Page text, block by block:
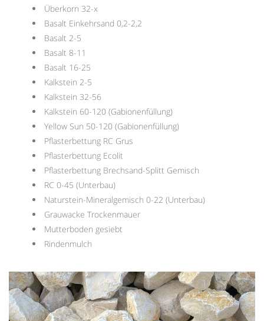
Überkorn 32-x
Basalt Einkehrsand 0,2-2,2
Basalt 2-5
Basalt 8-11
Basalt 16-25
Kalkstein 2-5
Kalkstein 32-56
Kalkstein 60-120 (Gabionenfüllung)
Yellow Sun 50-120 (Gabionenfüllung)
Pflasterbettung RC Grus
Pflasterbettung Ecolit
Pflasterbettung Brechsand-Splitt Gemisch
RC 0-45 (Unterbau)
Naturstein-Mineralgemisch 0-22 (Unterbau)
Grauwacke Trockenmauer
Mutterboden gesiebt
Rindenmulch